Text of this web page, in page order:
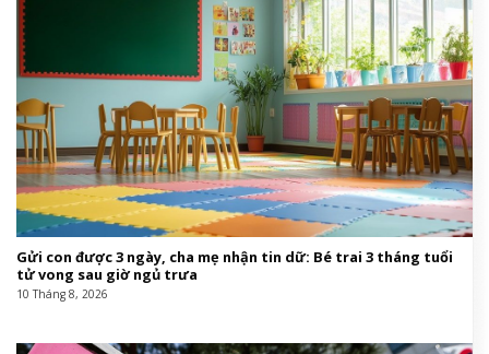
Gửi con được 3 ngày, cha mẹ nhận tin dữ: Bé trai 3 tháng tuổi
tử vong sau giờ ngủ trưa
10 Tháng 8, 2026